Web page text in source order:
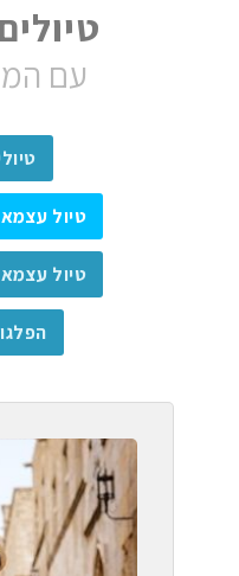
עם
טיול
טיול